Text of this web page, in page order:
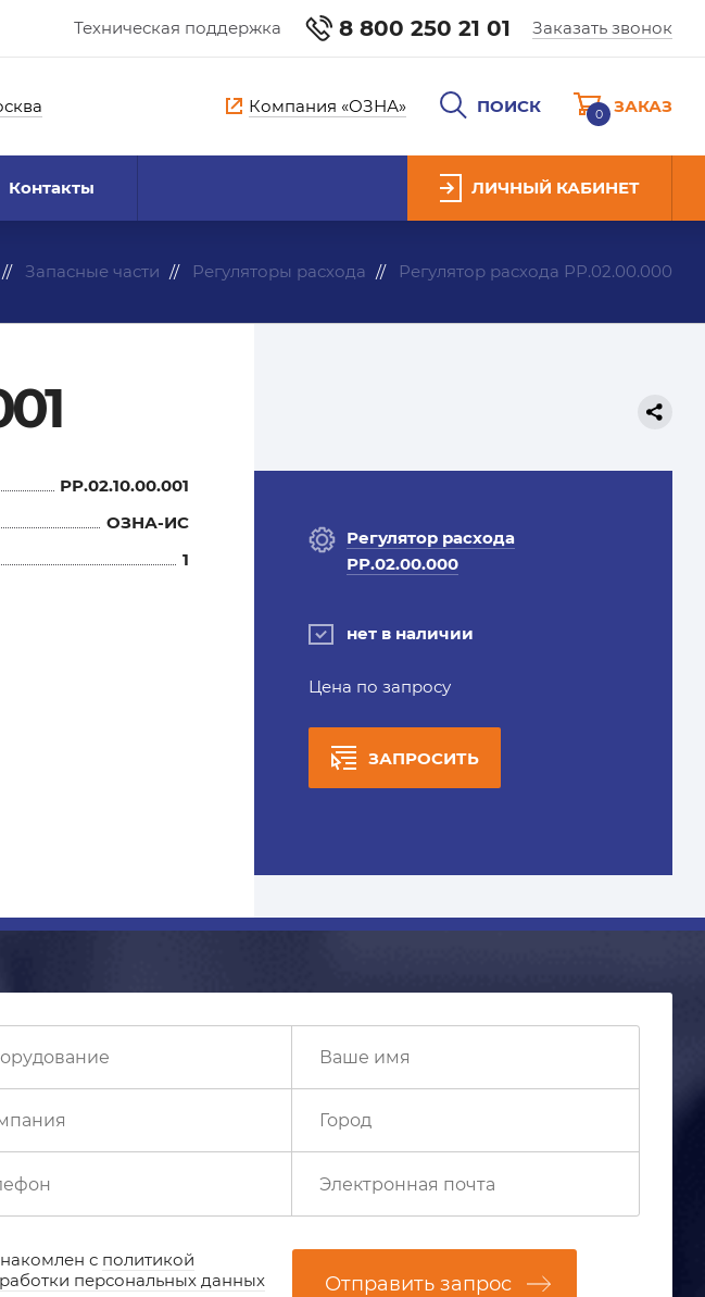
Техническая поддержка 8 800 250 21 01 Заказать звонок
Компания «ОЗНА» ПОИСК 0 ЗАКАЗ
Контакты ЛИЧНЫЙ КАБИНЕТ
Запасные части Регуляторы расхода Регулятор расхода РР.02.00.000
РР.02.10.00.001
ОЗНА-ИС
1
Регулятор расхода
РР.02.00.000
нет в наличии
Цена по запросу
ЗАПРОСИТЬ
с политикой
персональных данных
Отправить запрос